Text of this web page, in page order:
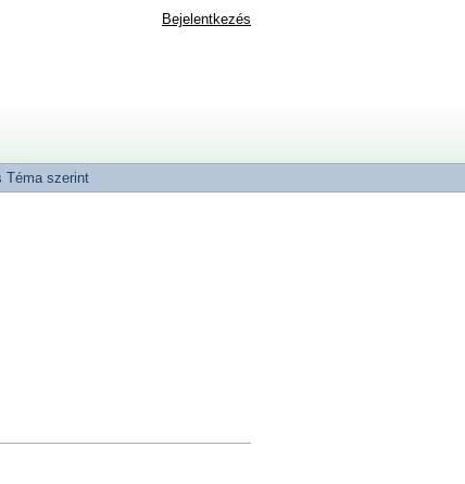
Bejelentkezés
Téma szerint